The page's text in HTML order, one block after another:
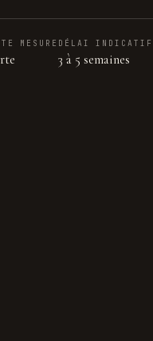
MESURE DÉLAI INDICATIF
3 à 5 semaines